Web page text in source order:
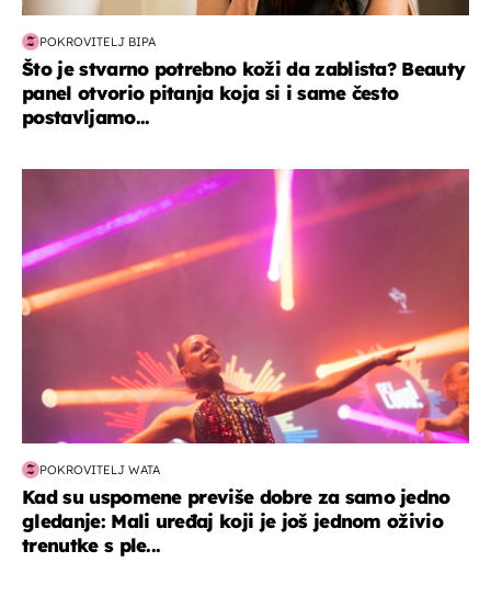
POKROVITELJ BIPA
Što je stvarno potrebno koži da zablista? Beauty
panel otvorio pitanja koja si i same često
postavljamo...
POKROVITELJ WATA
Kad su uspomene previše dobre za samo jedno
gledanje: Mali uređaj koji je još jednom oživio
trenutke s ple...